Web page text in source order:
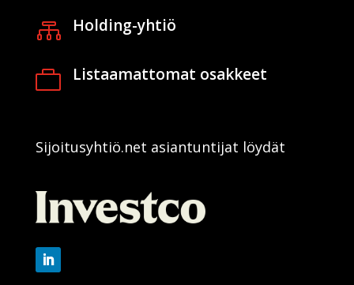
 Holding-yhtiö
 Listaamattomat osakkeet
Sijoitusyhtiö.net asiantuntijat löydät